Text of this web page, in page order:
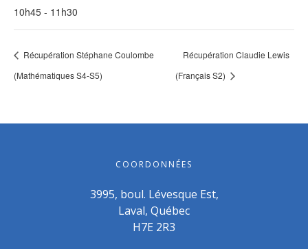
10h45 - 11h30
Récupération Stéphane Coulombe
(Mathématiques S4-S5)
Récupération Claudie Lewis
(Français S2)
COORDONNÉES
3995, boul. Lévesque Est,
Laval, Québec
H7E 2R3